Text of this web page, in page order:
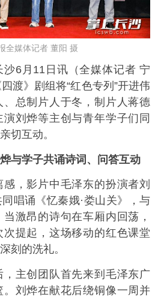
全媒体记者 董阳 摄
6月11日讯（全媒体记者 宁
渡》剧组将“红色专列”开进伟
、总制片人于冬，制片人蒋德
刘烨等主创与青年学子们同
切互动。
与学子共诵诗词、问答互动
，影片中毛泽东的扮演者刘
唱诵《忆秦娥·娄山关》，与
激昂的诗句在车厢内回荡，
提起，这场移动的红色课堂
刻的洗礼。
主创团队首先来到毛泽东广
刘烨在献花后绕铜像一周并